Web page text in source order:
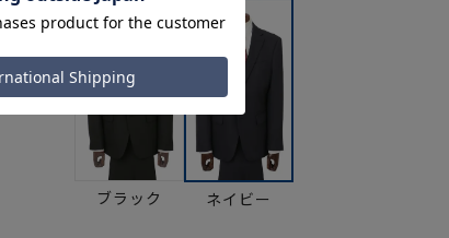
ブラック ネイビー